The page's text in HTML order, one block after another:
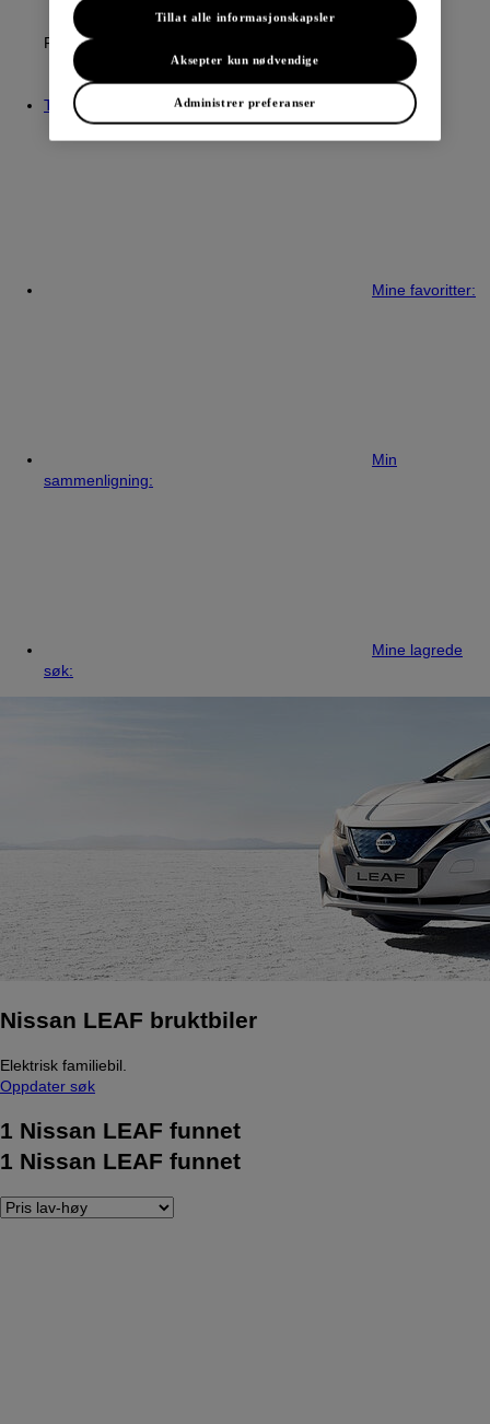
Fordeler
Hva er Nissan intelligent valg?
Ta kontakt med
Mine favoritter:
Min
sammenligning:
Mine lagrede
søk:
Nissan LEAF bruktbiler
Elektrisk familiebil.
Oppdater søk
1 Nissan LEAF funnet
1 Nissan LEAF funnet
Administrer preferanser
Aksepter kun nødvendige
Tillat alle informasjonskapsler